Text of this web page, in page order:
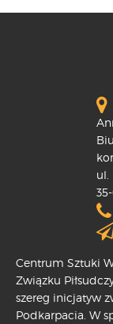
ul.
Centrum Sztuki
Związku
szereg inicjatyw
Podkarpacia. W